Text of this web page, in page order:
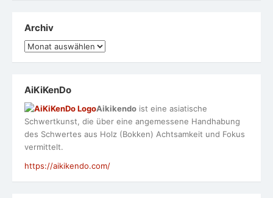
Archiv
Archiv
AiKiKenDo
Aikikendo ist eine asiatische
Schwertkunst, die über eine angemessene Handhabung
des Schwertes aus Holz (Bokken) Achtsamkeit und Fokus
vermittelt.
https://aikikendo.com/